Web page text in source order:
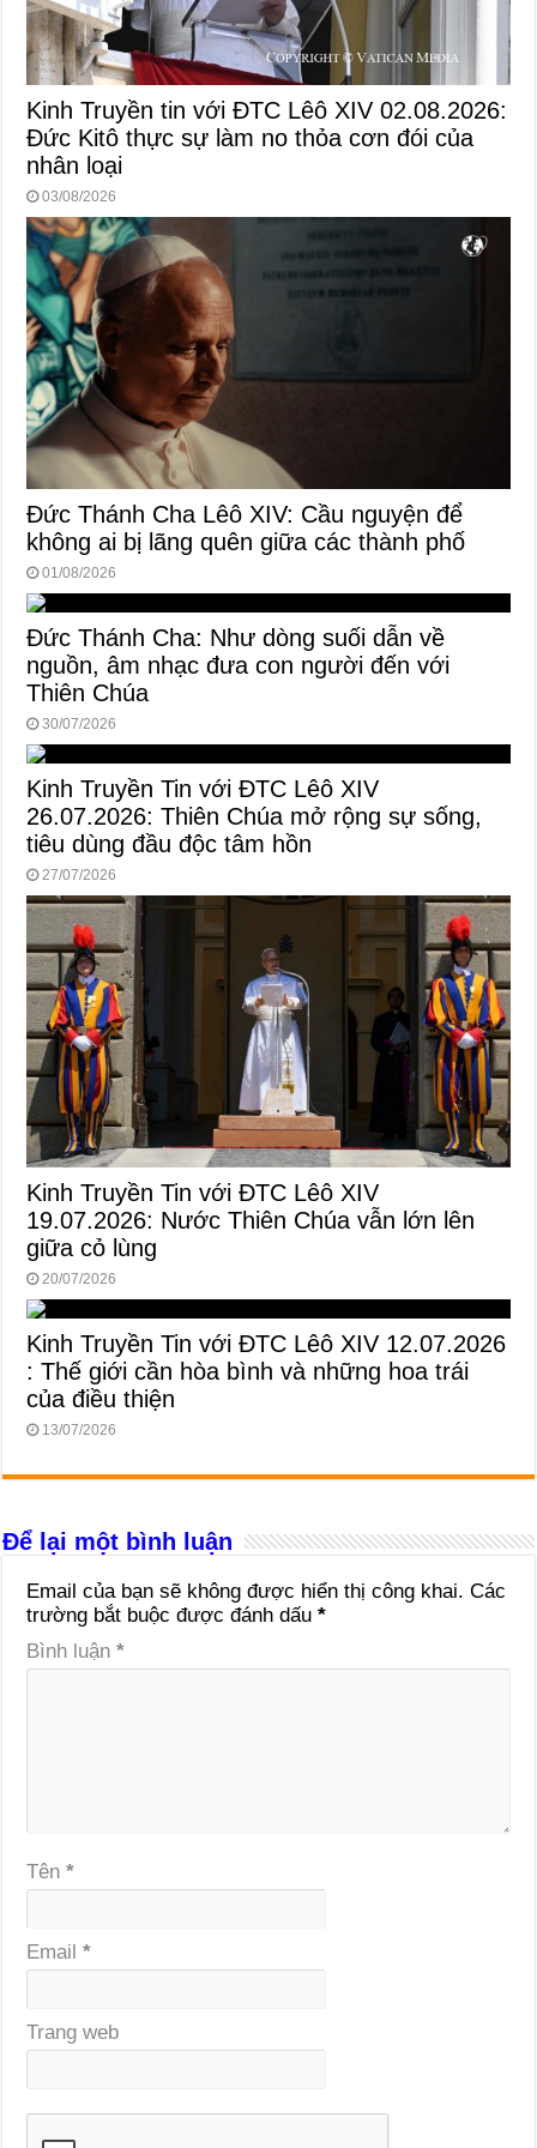
Kinh Truyền tin với ĐTC Lêô XIV 02.08.2026:
Đức Kitô thực sự làm no thỏa cơn đói của
nhân loại
03/08/2026
Đức Thánh Cha Lêô XIV: Cầu nguyện để
không ai bị lãng quên giữa các thành phố
01/08/2026
Đức Thánh Cha: Như dòng suối dẫn về
nguồn, âm nhạc đưa con người đến với
Thiên Chúa
30/07/2026
Kinh Truyền Tin với ĐTC Lêô XIV
26.07.2026: Thiên Chúa mở rộng sự sống,
tiêu dùng đầu độc tâm hồn
27/07/2026
Kinh Truyền Tin với ĐTC Lêô XIV
19.07.2026: Nước Thiên Chúa vẫn lớn lên
giữa cỏ lùng
20/07/2026
Kinh Truyền Tin với ĐTC Lêô XIV 12.07.2026
: Thế giới cần hòa bình và những hoa trái
của điều thiện
13/07/2026
Để lại một bình luận
Email của bạn sẽ không được hiển thị công khai. Các
trường bắt buộc được đánh dấu*
Bình luận*
Tên*
Email*
Trang web